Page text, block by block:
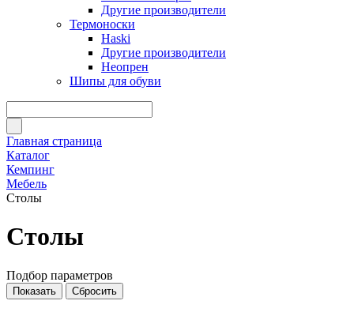
Другие производители
Термоноски
Haski
Другие производители
Неопрен
Шипы для обуви
Главная страница
Каталог
Кемпинг
Мебель
Столы
Столы
Подбор параметров